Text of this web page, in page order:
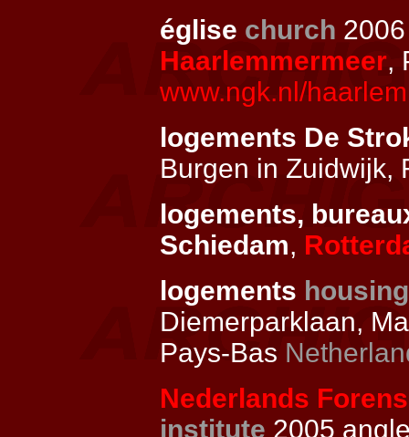
église church
Haarlemmermeer,
www.ngk.nl/
logements De
Burgen in Zuidwijk,
logements,
Schiedam,
logements housing
Diemerparklaan,
Pays-Bas
Nederlands
institute 2005